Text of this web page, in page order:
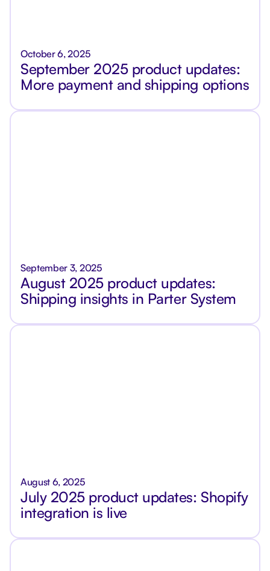
October 6, 2025
September 2025 product updates:
More payment and shipping options
September 3, 2025
August 2025 product updates:
Shipping insights in Parter System
August 6, 2025
July 2025 product updates: Shopify
integration is live